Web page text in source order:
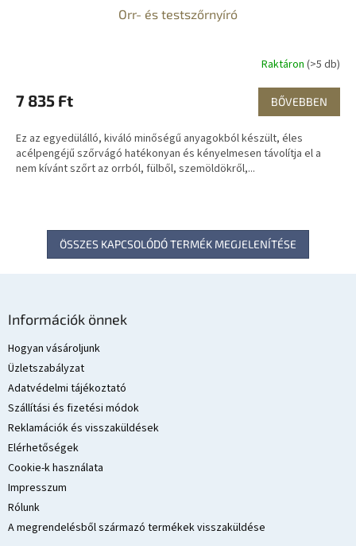
Orr- és testszőrnyíró
Raktáron (>5 db)
7 835 Ft BŐVEBBEN
Ez az egyedülálló, kiváló minőségű anyagokból készült, éles
acélpengéjű szőrvágó hatékonyan és kényelmesen távolítja el a
nem kívánt szőrt az orrból, fülből, szemöldökről,...
ÖSSZES KAPCSOLÓDÓ TERMÉK MEGJELENÍTÉSE
Információk önnek
Hogyan vásároljunk
Üzletszabályzat
Adatvédelmi tájékoztató
Szállítási és fizetési módok
Reklamációk és visszaküldések
Elérhetőségek
Cookie-k használata
Impresszum
Rólunk
A megrendelésből származó termékek visszaküldése